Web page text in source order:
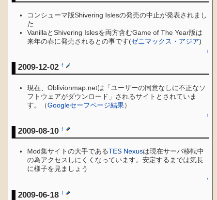
コンシューマ版Shivering Islesの発売の中止が発表されまし
た
VanillaとShivering Islesを両方含むGame of The Year版は
来年の春に発売されるとの事です(ゼニマックス・アジア)
↑
2009-12-02†
現在、Oblivionmap.netは「ユーザーの同意なしに不正なソ
フトウェアがダウンロード」されるサイトとされていま
す。（Googleセーフページ結果）
↑
2009-08-10†
Mod集サイトの大手であるTES Nexusは現在サーバ移転中
の為アクセスしにくくなっています。安定するまでは気長
に様子を見ましょう
↑
2009-06-18†